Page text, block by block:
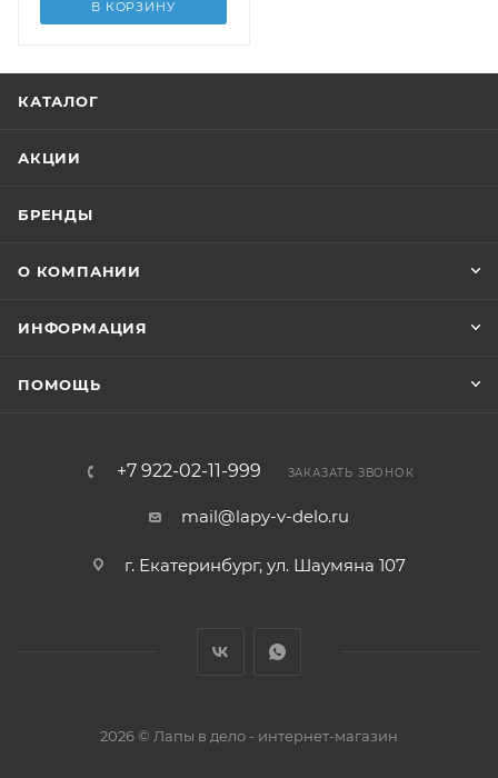
В КОРЗИНУ
КАТАЛОГ
АКЦИИ
БРЕНДЫ
О КОМПАНИИ
ИНФОРМАЦИЯ
ПОМОЩЬ
+7 922-02-11-999 ЗАКАЗАТЬ ЗВОНОК
mail@lapy-v-delo.ru
г. Екатеринбург, ул. Шаумяна 107
2026 © Лапы в дело - интернет-магазин